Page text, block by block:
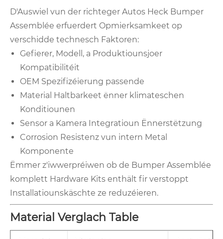
D'Auswiel vun der richteger Autos Heck Bumper
Assemblée erfuerdert Opmierksamkeet op
verschidde technesch Faktoren:
Gefierer, Modell, a Produktiounsjoer
Kompatibilitéit
OEM Spezifizéierung passende
Material Haltbarkeet ënner klimateschen
Konditiounen
Sensor a Kamera Integratioun Ënnerstëtzung
Corrosion Resistenz vun intern Metal
Komponente
Ëmmer z'iwwerpréiwen ob de Bumper Assemblée
komplett Hardware Kits enthält fir verstoppt
Installatiounskäschte ze reduzéieren.
Material Verglach Table